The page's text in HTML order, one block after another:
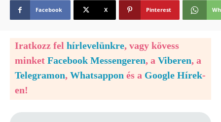
Facebook X Pinterest
Iratkozz fel hírlevelünkre, vagy kövess
minket Facebook Messengeren, a Viberen, a
Telegramon, Whatsappon és a Google Hírek-
en!